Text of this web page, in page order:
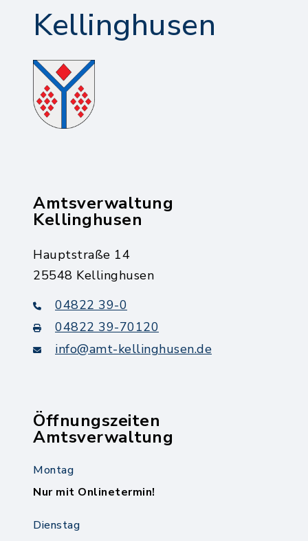
Kellinghusen
Amtsverwaltung
Kellinghusen
Hauptstraße 14
25548 Kellinghusen
04822 39-0
04822 39-70120
info@amt-kellinghusen.de
Öffnungszeiten
Amtsverwaltung
Montag
Nur mit Onlinetermin!
Dienstag